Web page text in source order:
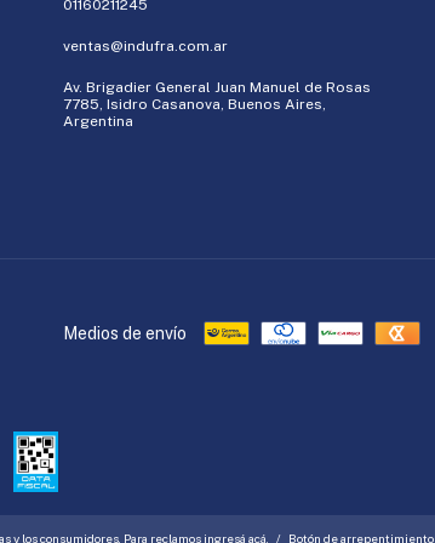
01160211245
ventas@indufra.com.ar
Av. Brigadier General Juan Manuel de Rosas
7785, Isidro Casanova, Buenos Aires,
Argentina
Medios de envío
y los consumidores. Para reclamos ingresá acá. / Botón de arrepentimiento